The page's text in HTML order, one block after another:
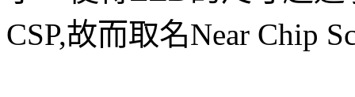
CSP,故而取名Near Chip